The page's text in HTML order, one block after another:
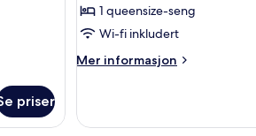
priser
1 queensize-seng
Wi-fi inkludert
Mer informasjon
Mer